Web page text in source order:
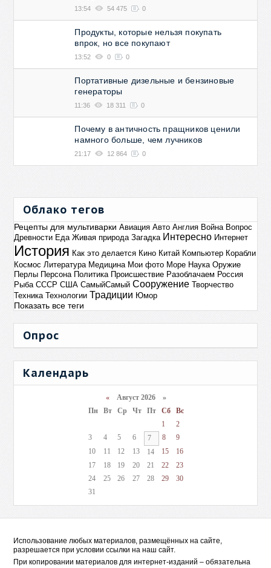
13:54 54 475 0
Продукты, которые нельзя покупать
впрок, но все покупают
13:52 0 0
Портативные дизельные и бензиновые
генераторы
11:36 18 311 0
Почему в античность пращников ценили
намного больше, чем лучников
21:17 12 864 0
Облако тегов
Рецепты для мультиварки Авиация Авто Англия Война Вопрос
Древности Еда Живая природа Загадка Интересно Интернет
История Как это делается Кино Китай Компьютер Корабли
Космос Литература Медицина Мои фото Море Наука Оружие
Перлы Персона Политика Происшествие Разоблачаем Россия
Рыба СССР США СамыйСамый Сооружение Творчество
Техника Технологии Традиции Юмор
Показать все теги
Опрос
Календарь
«Август 2026 »
Пн
Вт Ср Чт Пт Сб
Вс
1
2
3
4 5 6 7 8
9
10
11 12 13 14 15
16
17
18 19 20 21 22
23
24
25 26 27 28 29
30
31
Использование любых материалов, размещённых на сайте,
разрешается при условии ссылки на наш сайт.
При копировании материалов для интернет-изданий – обязательна